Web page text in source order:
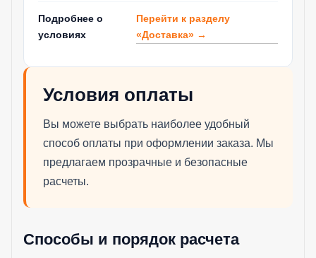
Подробнее о
условиях
Перейти к разделу
«Доставка» →
Условия оплаты
Вы можете выбрать наиболее удобный
способ оплаты при оформлении заказа. Мы
предлагаем прозрачные и безопасные
расчеты.
Способы и порядок расчета